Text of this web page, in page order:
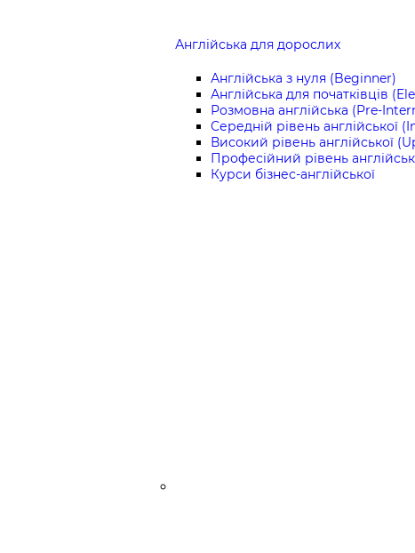
Англійська для дорослих
Англійська з нуля (Beginner)
Англійська для початківців
Розмовна англійська (Pre-
Середній рівень англійської
Високий рівень англійської
Професійний рівень
Курси бізнес-англійської